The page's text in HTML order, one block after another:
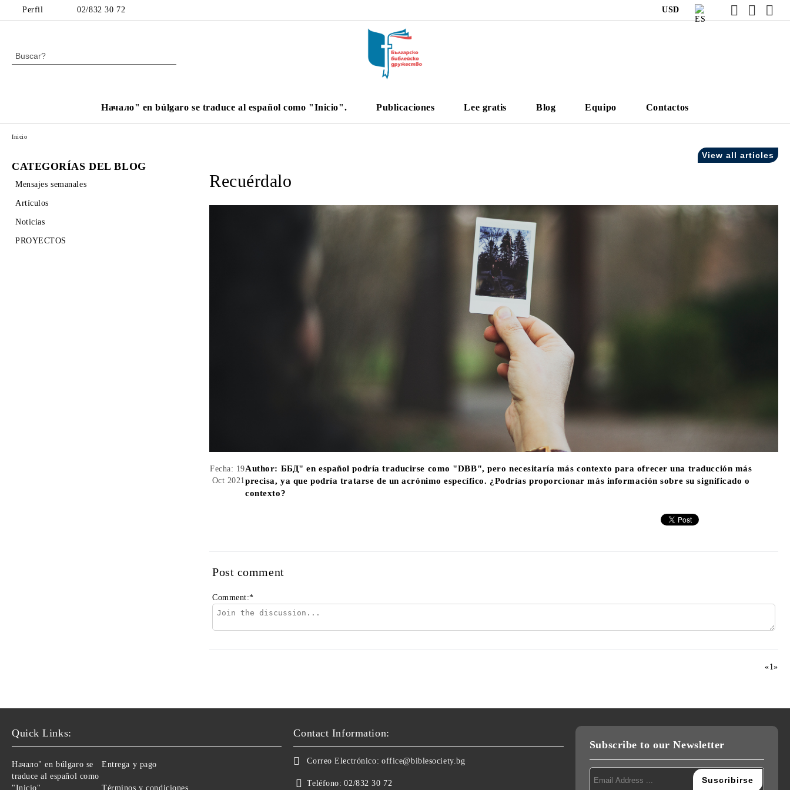
Perfil 02/832 30 72 USD
Начало" en búlgaro se traduce al español como "Inicio". Publicaciones Lee gratis Blog Equipo Contactos
CATEGORÍAS DEL BLOG
Mensajes semanales
Artículos
Noticias
PROYECTOS
Inicio
View all articles
Recuérdalo
Fecha: 19
Oct 2021
Author: ББД" en español podría traducirse como "DBB", pero necesitaría más contexto para ofrecer una traducción más
precisa, ya que podría tratarse de un acrónimo específico. ¿Podrías proporcionar más información sobre su significado o
contexto?
Post comment
Comment:*
«1»
Quick Links:
Начало" en búlgaro se
traduce al español como
"Inicio".
Entrega y pago
Términos y condiciones
Contact Information:
Correo Electrónico: office@biblesociety.bg
Teléfono: 02/832 30 72
Subscribe to our Newsletter